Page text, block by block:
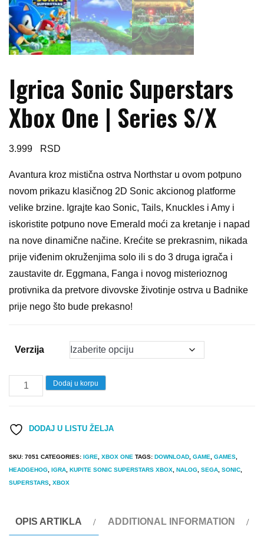
Igrica Sonic Superstars
Xbox One | Series S/X
3.999
Avantura kroz mistična ostrva Northstar u ovom potpuno
novom prikazu klasičnog 2D Sonic akcionog platforme
velike brzine. Igrajte kao Sonic, Tails, Knuckles i Amy i
iskoristite potpuno nove Emerald moći za kretanje i napad
na nove dinamične načine. Krećite se prekrasnim, nikada
prije viđenim okruženjima solo ili s do 3 druga igrača i
zaustavite dr. Eggmana, Fanga i novog misterioznog
protivnika da pretvore divovske životinje ostrva u Badnike
prije nego što bude prekasno!
Verzija
Igrica
Sonic
Xbox
Series
Dodaj u korpu
DODAJ U LISTU ŽELJA
SKU: 7051 CATEGORIES: IGRE XBOX ONE TAGS: DOWNLOAD GAME GAMES
HEADGEHOG IGRA KUPITE SONIC SUPERSTARS XBOX NALOG SEGA SONIC
SUPERSTARS XBOX
OPIS ARTIKLA ADDITIONAL INFORMATION